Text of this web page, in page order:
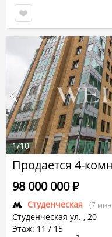
Продается 4-
Студенческая (7
Студенческая ул. , 20
Этаж: 11 / 15
98 000 000Р
1/10